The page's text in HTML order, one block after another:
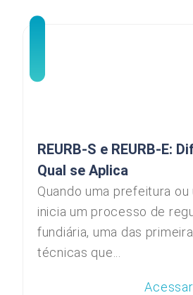
REURB-S e REURB-E:
Qual se Aplica
Quando uma prefeitura
inicia um processo de
fundiária, uma das
técnicas que...